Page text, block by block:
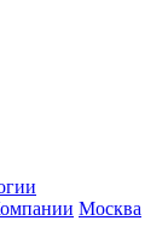
Москва